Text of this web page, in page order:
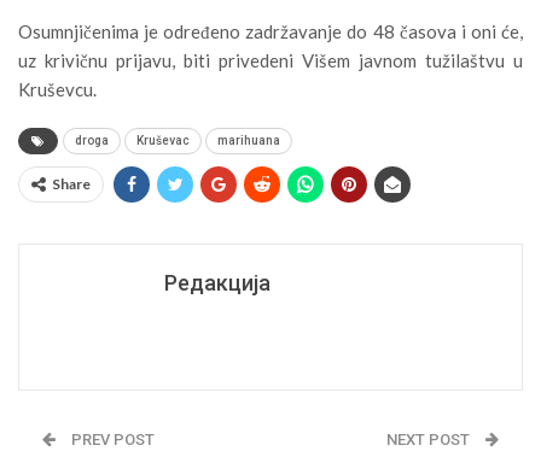
Osumnjičenima je određeno zadržavanje do 48 časova i oni će,
uz krivičnu prijavu, biti privedeni Višem javnom tužilaštvu u
Kruševcu.
droga Kruševac marihuana
Share
Редакција
PREV POST NEXT POST